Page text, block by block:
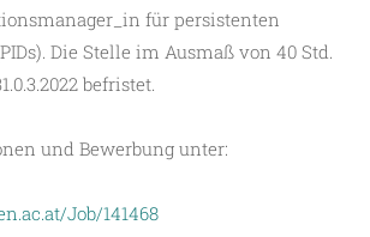
für persistenten
Die Stelle im Ausmaß von 40 Std.
befristet.
und Bewerbung unter:
Job/141468